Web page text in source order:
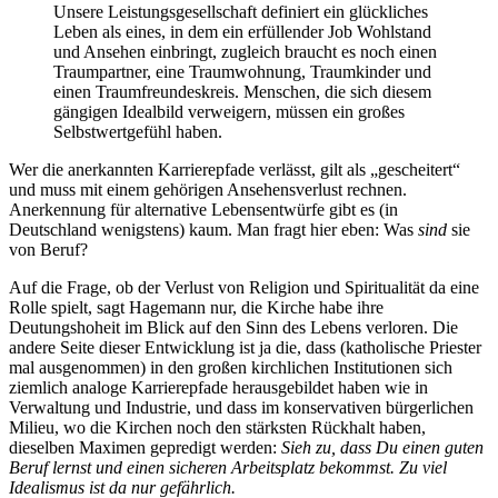
Unsere Leistungsgesellschaft definiert ein glückliches
Leben als eines, in dem ein erfüllender Job Wohlstand
und Ansehen einbringt, zugleich braucht es noch einen
Traumpartner, eine Traumwohnung, Traumkinder und
einen Traumfreundeskreis. Menschen, die sich diesem
gängigen Idealbild verweigern, müssen ein großes
Selbstwertgefühl haben.
Wer die anerkannten Karrierepfade verlässt, gilt als „gescheitert“
und muss mit einem gehörigen Ansehensverlust rechnen.
Anerkennung für alternative Lebensentwürfe gibt es (in
Deutschland wenigstens) kaum. Man fragt hier eben: Was sind sie
von Beruf?
Auf die Frage, ob der Verlust von Religion und Spiritualität da eine
Rolle spielt, sagt Hagemann nur, die Kirche habe ihre
Deutungshoheit im Blick auf den Sinn des Lebens verloren. Die
andere Seite dieser Entwicklung ist ja die, dass (katholische Priester
mal ausgenommen) in den großen kirchlichen Institutionen sich
ziemlich analoge Karrierepfade herausgebildet haben wie in
Verwaltung und Industrie, und dass im konservativen bürgerlichen
Milieu, wo die Kirchen noch den stärksten Rückhalt haben,
dieselben Maximen gepredigt werden: Sieh zu, dass Du einen guten
Beruf lernst und einen sicheren Arbeitsplatz bekommst. Zu viel
Idealismus ist da nur gefährlich.